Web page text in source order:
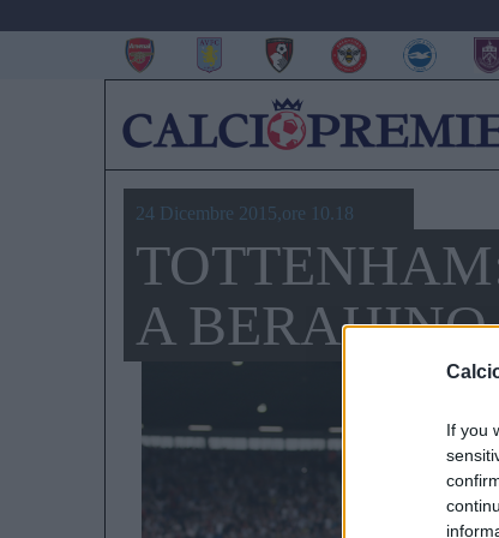
If you
24 Dicembre 2015,ore 10.18
A BERAHINO